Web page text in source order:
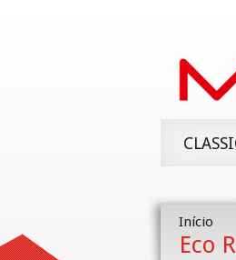
Início
Eco